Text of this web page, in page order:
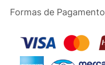
Formas de Pagamento